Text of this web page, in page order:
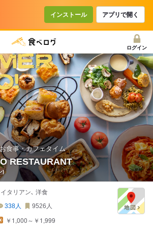
インストール アプリで開く
ログイン
食事・カフェタイム
RESTAURANT
)
タリアン､ 洋食
338人 9526 人
￥1,000～￥1,999
コースで使えるクーポン
ーポンを利用せず予約する